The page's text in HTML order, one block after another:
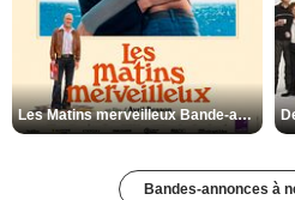
Les Matins merveilleux Bande-annonce VF
Bandes-annonces à